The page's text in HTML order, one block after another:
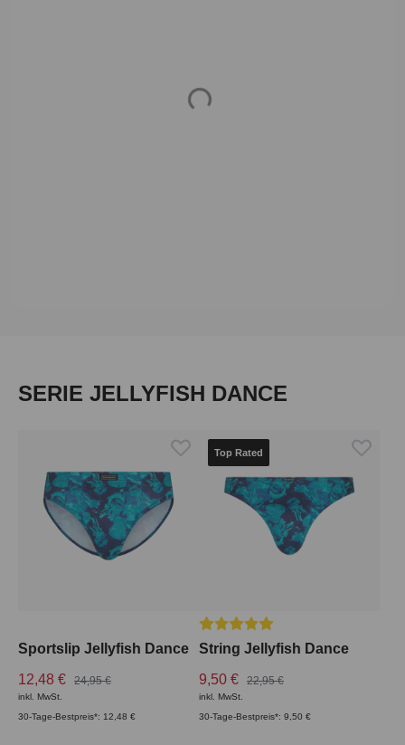
Loading...
Produktgalerie überspringen
SERIE JELLYFISH DANCE
Sportslip Jellyfish Dance
12,48 €
24,95 €
inkl. MwSt.
30-Tage-Bestpreis*: 12,48 €
Top Rated
Durchschnittliche Bewertung
String Jellyfish Dance
9,50 €
22,95 €
inkl. MwSt.
30-Tage-Bestpreis*: 9,50 €